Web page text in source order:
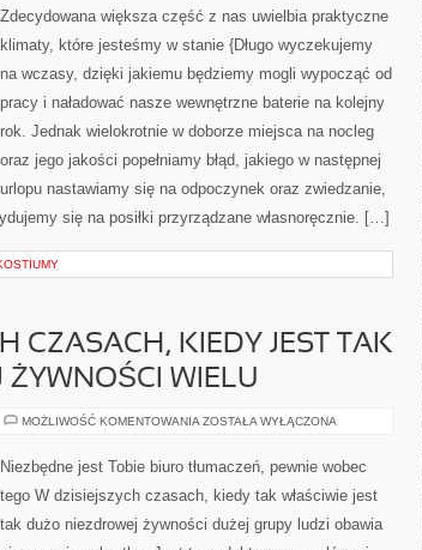
ŚWIADOMY
JEST
W
Zdecydowana większa część z nas uwielbia praktyczne
klimaty, które jesteśmy w stanie {Długo wyczekujemy
na wczasy, dzięki jakiemu będziemy mogli wypocząć od
pracy i naładować nasze wewnętrzne baterie na kolejny
rok. Jednak wielokrotnie w doborze miejsca na nocleg
oraz jego jakości popełniamy błąd, jakiego w następnej
nastawiamy się na odpoczynek oraz zwiedzanie,
się na posiłki przyrządzane własnoręcznie. […]
CZASACH, KIEDY JEST TAK
ŻYWNOŚCI WIELU
MOŻLIWOŚĆ KOMENTOWANIA W
JEST
WIELE
ŻYWNOŚCI
ZOSTAŁA WYŁĄCZONA
Niezbędne jest Tobie biuro tłumaczeń, pewnie wobec
tego W dzisiejszych czasach, kiedy tak właściwie jest
tak dużo niezdrowej żywności dużej grupy ludzi obawia